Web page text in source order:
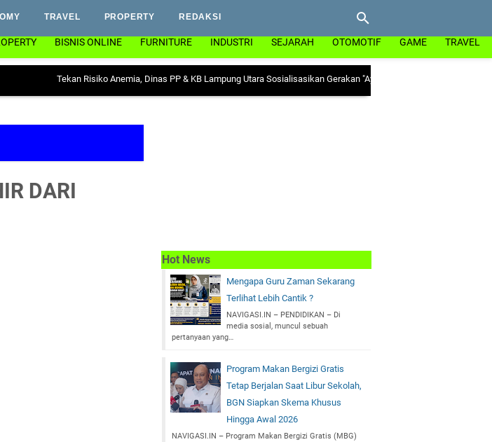
TRAVEL PROPERTY REDAKSI
BISNIS ONLINE FURNITURE INDUSTRI SEJARAH OTOMOTIF GAME TRAVEL
Tekan Risiko Anemia, Dinas PP & KB Lampung Utara Sosialisasikan Gerakan "Ayo Minum Tablet Tambah Darah" di
DARI
Hot News
Mengapa Guru Zaman Sekarang
Terlihat Lebih Cantik ?
NAVIGASI.IN – PENDIDIKAN – Di
media sosial, muncul sebuah
pertanyaan yang…
Program Makan Bergizi Gratis
Tetap Berjalan Saat Libur Sekolah,
BGN Siapkan Skema Khusus
Hingga Awal 2026
NAVIGASI.IN – Program Makan Bergizi Gratis (MBG)